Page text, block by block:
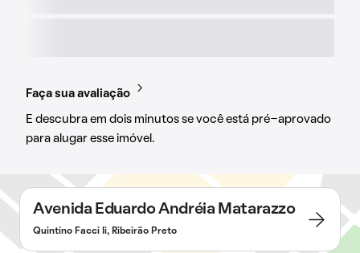
Faça sua avaliação
E descubra em dois minutos se você está pré-aprovado
para alugar esse imóvel.
Avenida Eduardo Andréia Matarazzo
Quintino Facci Ii, Ribeirão Preto